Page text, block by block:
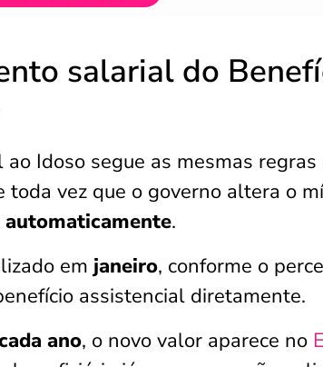
salarial do
Idoso segue as mesmas regras
toda vez que o governo altera o
.
emjaneiro, conforme o
assistencial diretamente.
ano, o novo valor aparece no